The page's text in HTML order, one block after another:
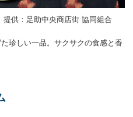
供：足助中央商店街 協同組合
珍しい一品。サクサクの食感と香